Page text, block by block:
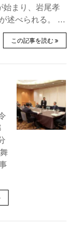
始まり、岩尾孝
述べられる。 …
この記事を読む